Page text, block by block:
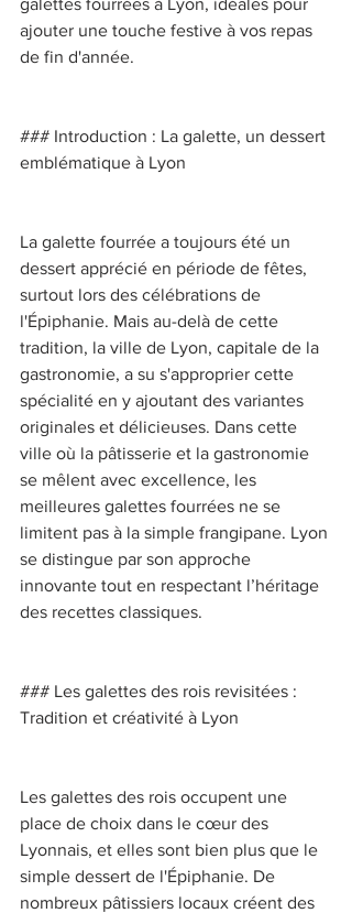
galettes fourrées à Lyon, idéales pour
ajouter une touche festive à vos repas
de fin d'année.
### Introduction : La galette, un dessert
emblématique à Lyon
La galette fourrée a toujours été un
dessert apprécié en période de fêtes,
surtout lors des célébrations de
l'Épiphanie. Mais au-delà de cette
tradition, la ville de Lyon, capitale de la
gastronomie, a su s'approprier cette
spécialité en y ajoutant des variantes
originales et délicieuses. Dans cette
ville où la pâtisserie et la gastronomie
se mêlent avec excellence, les
meilleures galettes fourrées ne se
limitent pas à la simple frangipane. Lyon
se distingue par son approche
innovante tout en respectant l’héritage
des recettes classiques.
### Les galettes des rois revisitées :
Tradition et créativité à Lyon
Les galettes des rois occupent une
place de choix dans le cœur des
Lyonnais, et elles sont bien plus que le
simple dessert de l'Épiphanie. De
nombreux pâtissiers locaux créent des